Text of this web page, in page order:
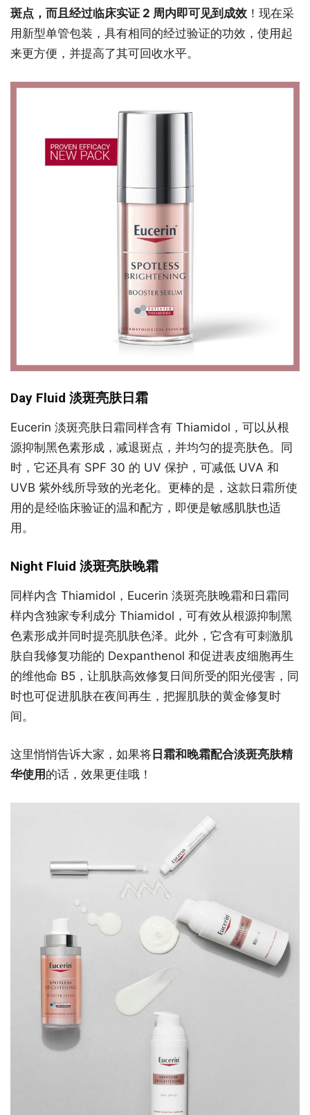
斑点，而且经过临床实证 2 周内即可见到成效 ！现在采
用新型单管包装，具有相同的经过验证的功效，使用起
来更方便，并提高了其可回收水平。
Day Fluid 淡斑亮肤日霜
Eucerin 淡斑亮肤日霜同样含有 Thiamidol，可以从根
源抑制黑色素形成，减退斑点，并均匀的提亮肤色。同
时，它还具有 SPF 30 的 UV 保护，可减低 UVA 和
UVB 紫外线所导致的光老化。更棒的是，这款日霜所使
用的是经临床验证的温和配方，即便是敏感肌肤也适
用。
Night Fluid 淡斑亮肤晚霜
同样内含 Thiamidol，Eucerin 淡斑亮肤晚霜和日霜同
样内含独家专利成分 Thiamidol，可有效从根源抑制黑
色素形成并同时提亮肌肤色泽。此外，它含有可刺激肌
肤自我修复功能的 Dexpanthenol 和促进表皮细胞再生
的维他命 B5，让肌肤高效修复日间所受的阳光侵害，同
时也可促进肌肤在夜间再生，把握肌肤的黄金修复时
间。
这里悄悄告诉大家，如果将日霜和晚霜配合淡斑亮肤精
华使用的话，效果更佳哦！